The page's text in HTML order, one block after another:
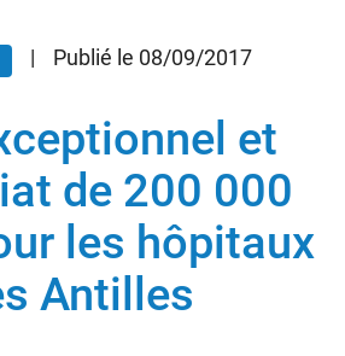
| Publié le 08/09/2017
et
de 200 000
les hôpitaux
Antilles